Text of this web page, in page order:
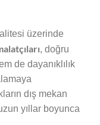
üzerinde
, doğru
de dayanıklılık
dış mekan
yıllar boyunca